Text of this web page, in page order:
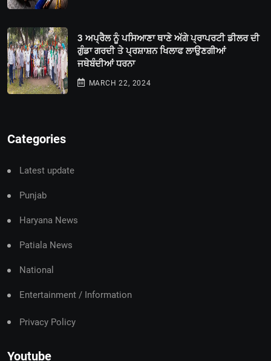
3 ਅਪ੍ਰੈਲ ਨੂੰ ਪਸਿਆਣਾ ਥਾਣੇ ਅੱਗੇ ਪ੍ਰਾਪਰਟੀ ਡੀਲਰ ਦੀ
ਗੁੰਡਾ ਗਰਦੀ ਤੇ ਪ੍ਰਸ਼ਾਸ਼ਨ ਖਿਲਾਫ ਲਾਉਣਗੀਆਂ
ਜਥੇਬੰਦੀਆਂ ਧਰਨਾ
MARCH 22, 2024
Categories
Latest update
Punjab
Haryana News
Patiala News
National
Entertainment / Information
Privacy Policy
Youtube